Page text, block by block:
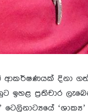
ආකර්ෂණයක් දිනා
ඉහළ ප්‍ර‍තිචාර